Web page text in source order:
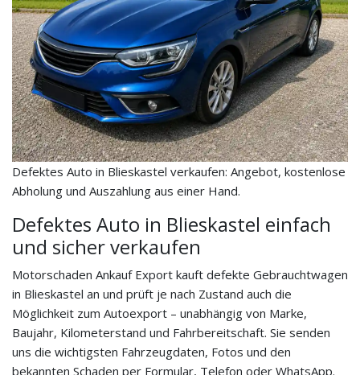
Defektes Auto in Blieskastel verkaufen: Angebot, kostenlose
Abholung und Auszahlung aus einer Hand.
Defektes Auto in Blieskastel einfach
und sicher verkaufen
Motorschaden Ankauf Export kauft defekte Gebrauchtwagen
in Blieskastel an und prüft je nach Zustand auch die
Möglichkeit zum Autoexport – unabhängig von Marke,
Baujahr, Kilometerstand und Fahrbereitschaft. Sie senden
uns die wichtigsten Fahrzeugdaten, Fotos und den
bekannten Schaden per Formular, Telefon oder WhatsApp.